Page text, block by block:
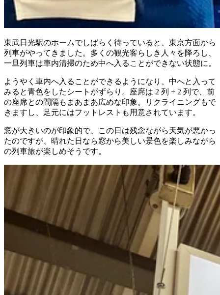
東武日光駅のホームでしばらく待っていると、東京方面から
列車がやってきました。多くの観光客らしき人々を降ろし、
一旦列車は車内清掃のため中へ入ることができない状態に。
ようやく車内へ入ることができるようになり、中へと入って
みると青色をしたシートがずらり。座席は 2 列 + 2 列で、前
の座席との間隔もまあまあ広めな印象。リクライニングもで
きますし、足元にはフットレストも用意されています。
窓が大きいのが印象的で、この日は残念ながら天気が悪かっ
たのですが、晴れた日なら窓から美しい景色を楽しみながら
の列車旅が楽しめそうです。